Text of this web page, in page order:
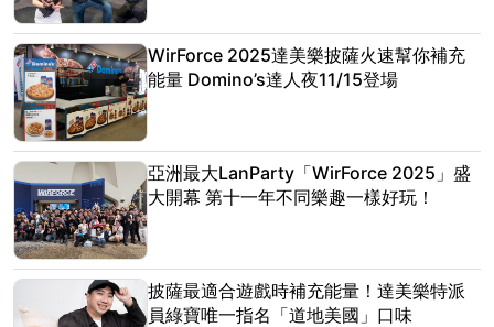
WirForce 2025達美樂披薩火速幫你補充
能量 Domino’s達人夜11/15登場
亞洲最大LanParty「WirForce 2025」盛
大開幕 第十一年不同樂趣一樣好玩！
披薩最適合遊戲時補充能量！達美樂特派
員綠寶唯一指名「道地美國」口味